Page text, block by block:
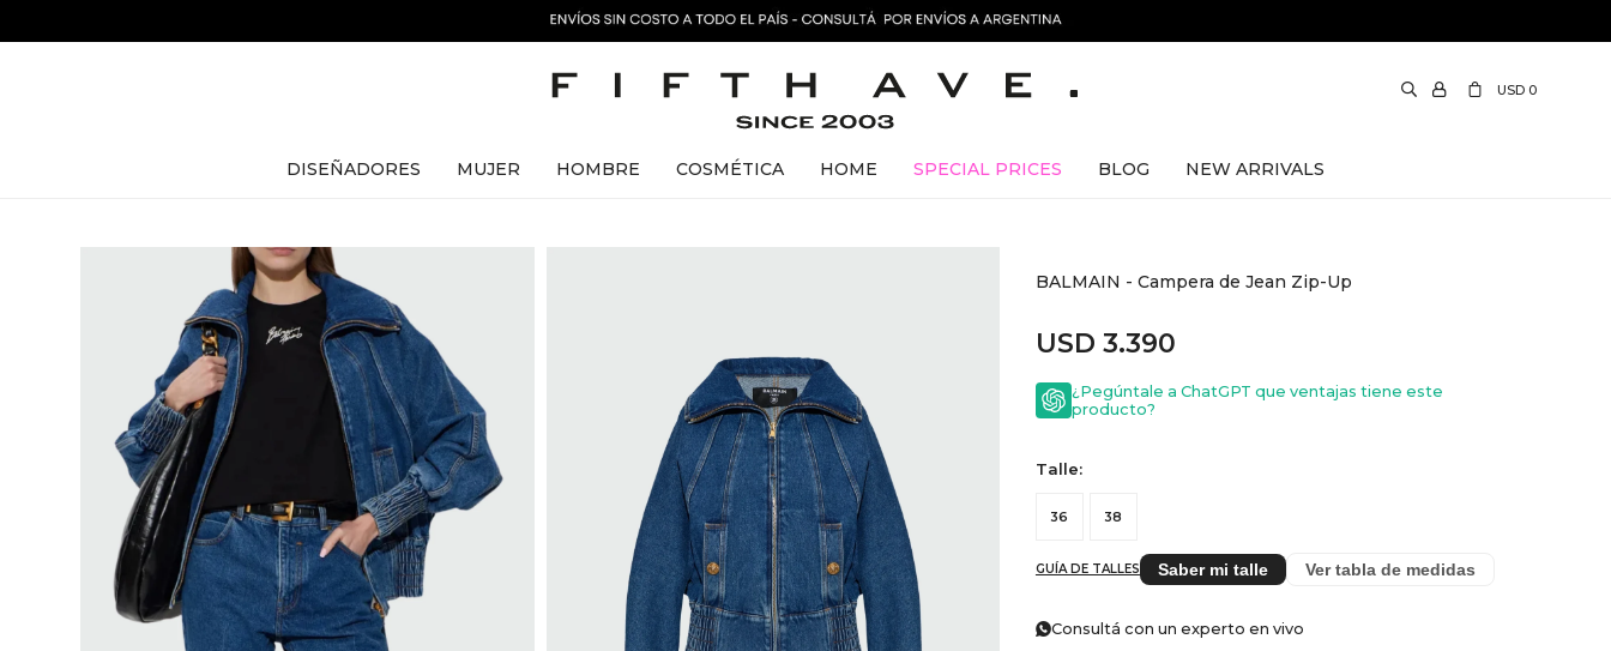
DISEÑADORES MUJER HOMBRE COSMÉTICA HOME SPECIAL PRICES BLOG NEW ARRIVALS
USD 0
BALMAIN - Campera de Jean Zip-Up
USD 3.390
¿Pegúntale a ChatGPT que ventajas tiene este
producto?
Talle:
36 38
GUÍA DE TALLES Saber mi talle Ver tabla de medidas
Consultá con un experto en vivo